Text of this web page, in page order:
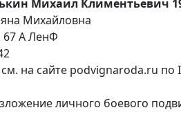
Михаил Климентьевич
Михайловна
67 А ЛенФ
на сайте podvignaroda.ru по
личного боевого